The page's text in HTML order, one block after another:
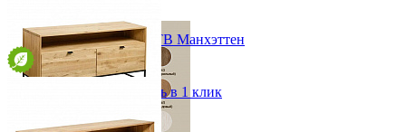
Приставка к тумбе под ТВ Манхэттен
от 27 194 ₽
142х71,9х35 см
Быстро купить в 1 клик